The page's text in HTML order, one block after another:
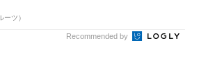
ーツ）
Recommended by